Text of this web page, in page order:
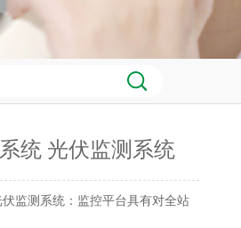
统 光伏监测系统
监测系统：监控平台具有对全站